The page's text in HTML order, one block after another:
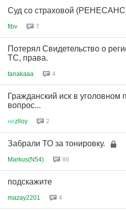
Суд со страховой
fibv 7
Потерял Свидетельство о
ТС, права.
tanakaaa 4
Гражданский иск в уголовном
вопрос...
неzlloy 2
Забрали ТО за тонировку.
Markus(N54) 86
подскажите
mazay2201 4